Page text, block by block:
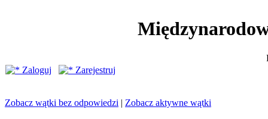
Zaloguj
Zarejestruj
Zobacz wątki bez odpowiedzi | Zobacz aktywne wątki